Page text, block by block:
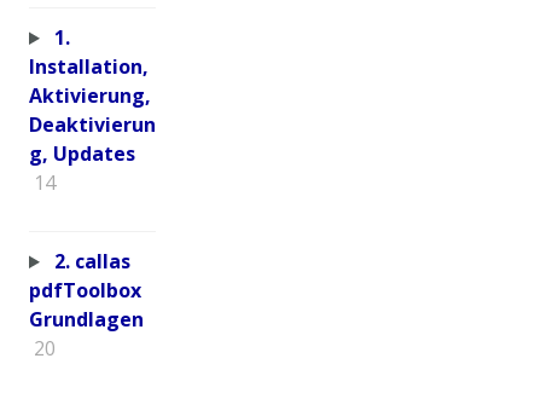
1.
Installation,
Aktivierung,
Deaktivierun
g, Updates
14
2. callas
pdfToolbox
Grundlagen
20